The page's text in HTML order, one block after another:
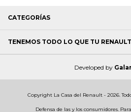
CATEGORÍAS
TENEMOS TODO LO QUE TU
Developed by
Copyright La Casa del Renault - 2026.
Defensa de las y los consumidores.